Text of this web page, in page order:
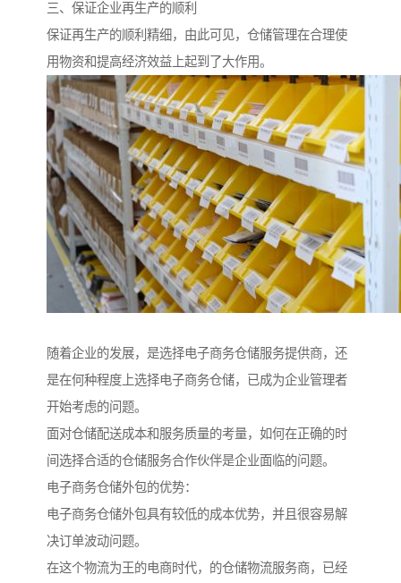
三、保证企业再生产的顺利
保证再生产的顺利精细，由此可见，仓储管理在合理使
用物资和提高经济效益上起到了大作用。
随着企业的发展，是选择电子商务仓储服务提供商，还
是在何种程度上选择电子商务仓储，已成为企业管理者
开始考虑的问题。
面对仓储配送成本和服务质量的考量，如何在正确的时
间选择合适的仓储服务合作伙伴是企业面临的问题。
电子商务仓储外包的优势：
电子商务仓储外包具有较低的成本优势，并且很容易解
决订单波动问题。
在这个物流为王的电商时代，的仓储物流服务商，已经